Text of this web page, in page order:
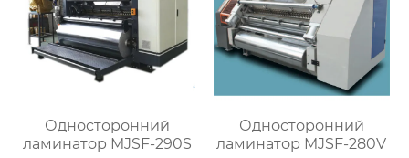
Односторонний
ламинатор MJSF-290S
Односторонний
ламинатор MJSF-280V